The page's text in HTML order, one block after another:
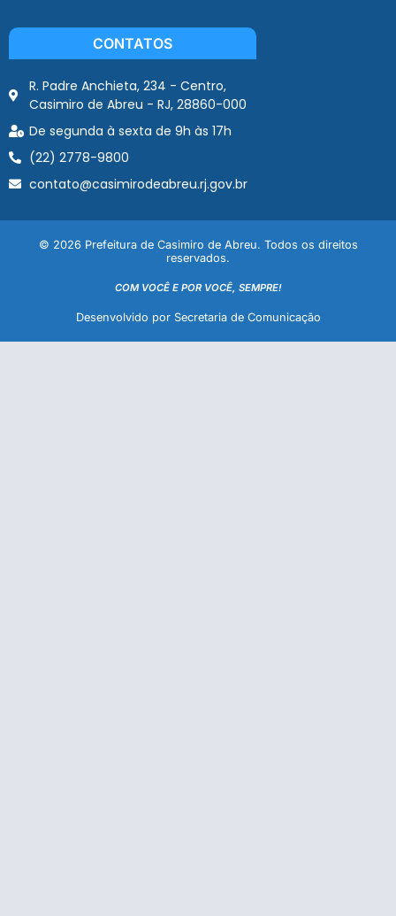
CONTATOS
R. Padre Anchieta, 234 - Centro,
Casimiro de Abreu - RJ, 28860-000
De segunda à sexta de 9h às 17h
(22) 2778-9800
contato@casimirodeabreu.rj.gov.br
© 2026 Prefeitura de Casimiro de Abreu. Todos os direitos
reservados.
COM VOCÊ E POR VOCÊ, SEMPRE!
Desenvolvido por Secretaria de Comunicação